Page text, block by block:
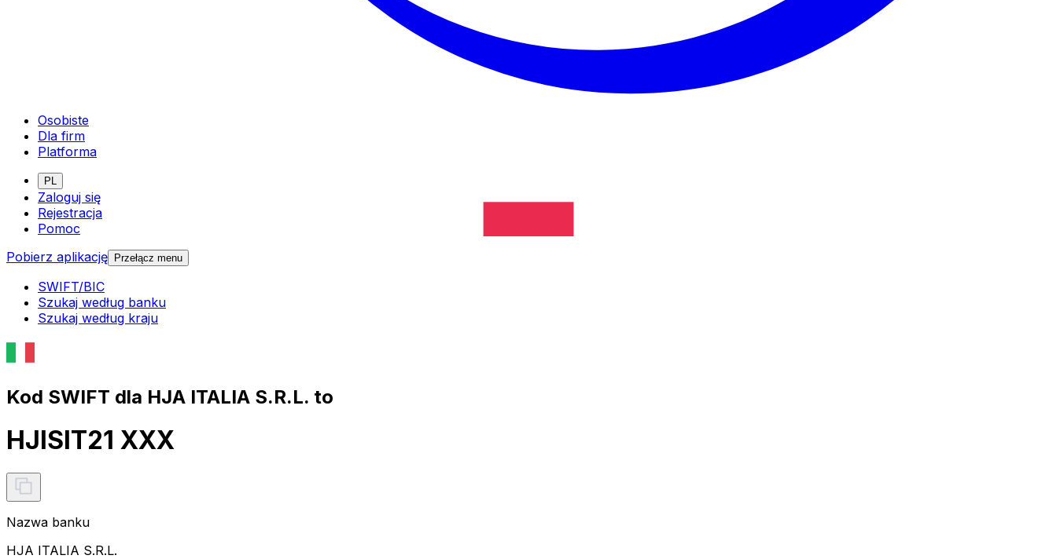
Osobiste
Dla firm
Platforma
PL
Zaloguj się
Rejestracja
Pomoc
Pobierz aplikację Przełącz menu
SWIFT/BIC
Szukaj według banku
Szukaj według kraju
Kod SWIFT dla HJA ITALIA S.R.L. to
HJISIT21 XXX
Nazwa banku
HJA ITALIA S.R.L.